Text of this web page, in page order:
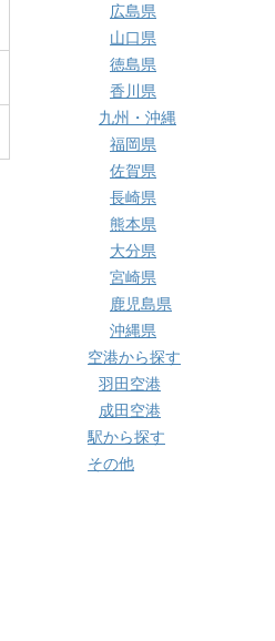
広島県
山口県
徳島県
香川県
九州・沖縄
福岡県
佐賀県
長崎県
熊本県
大分県
宮崎県
鹿児島県
沖縄県
空港から探す
羽田空港
成田空港
駅から探す
その他